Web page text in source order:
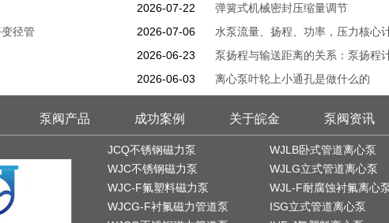
2026-07-22 弹簧式机械密封压缩量调节
径管
2026-07-06 水泵流量、扬程、功率，压力核心
2026-06-23 泵扬程与输送距离的关系：泵扬程
2026-06-03 离心泵叶轮上小通孔是做什么的
泵阀产品 成功案例 关于皖金 泵阀资讯
JCQ不锈钢磁力泵
WJC不锈钢磁力泵
WJC-F氟塑料磁力泵
WJCG-F衬氟磁力管道泵
WJLB卧式管道离心泵
WJLG立式管道离心泵
WJL-F耐腐蚀衬氟离心
ISG立式管道离心泵